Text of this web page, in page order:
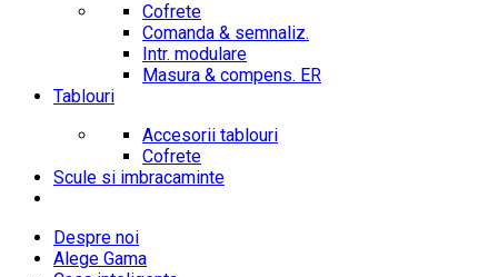
Cofrete
Comanda & semnaliz.
Intr. modulare
Masura & compens. ER
Tablouri
Accesorii tablouri
Cofrete
Scule si imbracaminte
Despre noi
Alege Gama